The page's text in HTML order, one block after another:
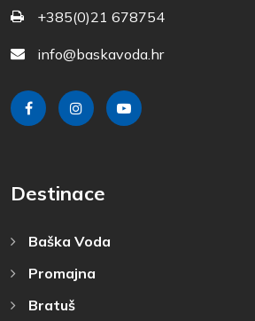
+385(0)21 678754
info@baskavoda.hr
Destinace
Baška Voda
Promajna
Bratuš